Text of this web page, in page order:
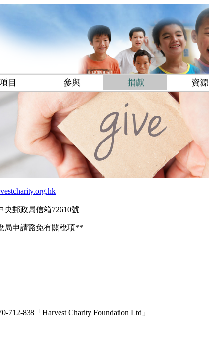
郵政局信箱72610號
局申請豁免有關稅項**
712-838「Harvest Charity Foundation Ltd」